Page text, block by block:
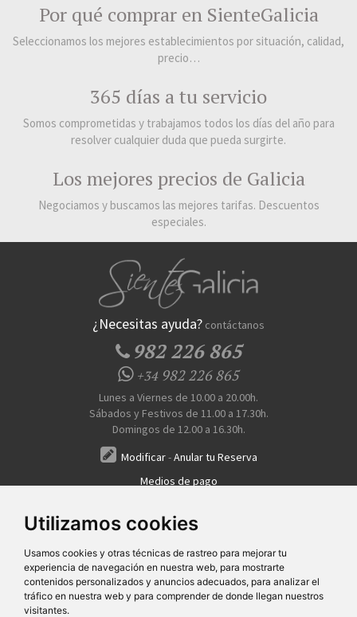
Utilizamos cookies
Usamos cookies y otras técnicas de rastreo para mejorar tu
experiencia de navegación en nuestra web, para mostrarte
contenidos personalizados y anuncios adecuados, para analizar el
tráfico en nuestra web y para comprender de donde llegan nuestros
visitantes.
Por qué comprar en SienteGalicia
Seleccionamos los mejores establecimientos por situación, calidad,
precio…
365 días a tu servicio
Somos comprometidas y trabajamos todos los días del año para
resolver cualquier duda que pueda surgirte.
Los mejores precios de Galicia
Negociamos y buscamos las mejores tarifas. Descuentos
especiales.
¿Necesitas ayuda? contáctanos
982 226 865
+34982 226 865
Lunes a Viernes de 10.00 a 20.00h.
Sábados y Festivos de 11.00 a 17.30h.
Domingos de 12.00 a 16.30h.
Modificar-Anular tu Reserva
Medios de pago